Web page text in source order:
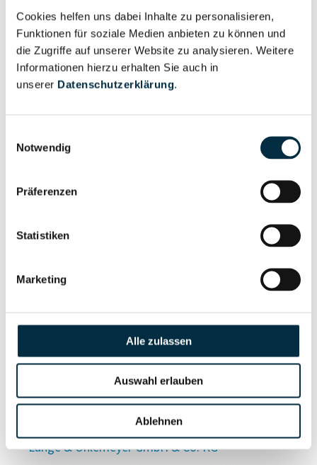
Cookies helfen uns dabei Inhalte zu personalisieren,
Funktionen für soziale Medien anbieten zu können und
die Zugriffe auf unserer Website zu analysieren. Weitere
Informationen hierzu erhalten Sie auch in
unserer Datenschutzerklärung.
Notwendig
Präferenzen
Statistiken
Marketing
Alle zulassen
Auswahl erlauben
Ablehnen
Langen Verwaltungs-GmbH
Langen Verwaltungs GmbH
Langenwalder Verwaltungs GmbH
Steuerberatungsgesellschaft
Langenwalter Spiel und Sport GmbH
e.K.
Langenwetzendorfer Agrar GmbH
Langenzeil 1 Verwaltungs GmbH
Lange Objektgesellschaft mbH & Co. KG
Lange Objekt Zwei GmbH & Co. KG
Lange & Ohlemeyer GmbH & Co. KG